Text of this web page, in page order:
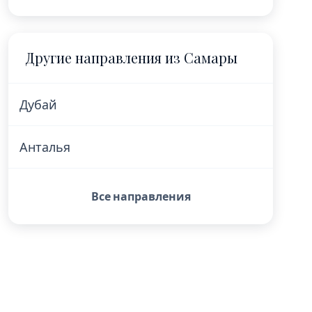
Другие направления из Самары
Дубай
Анталья
Все направления